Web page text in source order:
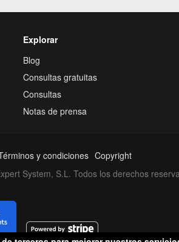
Explorar
Blog
Consultas gratuitas
Consultas
Notas de prensa
y condiciones Copyright
System, S.L. Todos los derechos